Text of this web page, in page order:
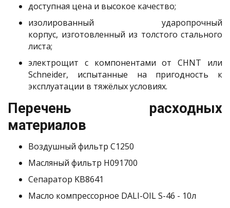
доступная цена и высокое качество;
изолированный ударопрочный
корпус, изготовленный из толстого стального
листа;
электрощит с компонентами от СHNT или
Schneider, испытанные на пригодность к
эксплуатации в тяжёлых условиях.
Перечень расходных
материалов
Воздушный фильтр C1250
Масляный фильтр H091700
Сепаратор KB8641
Масло компрессорное DALI-OIL S-46 - 10л